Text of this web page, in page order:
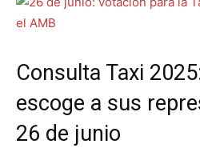
Consulta Taxi
escoge a sus
26 de junio